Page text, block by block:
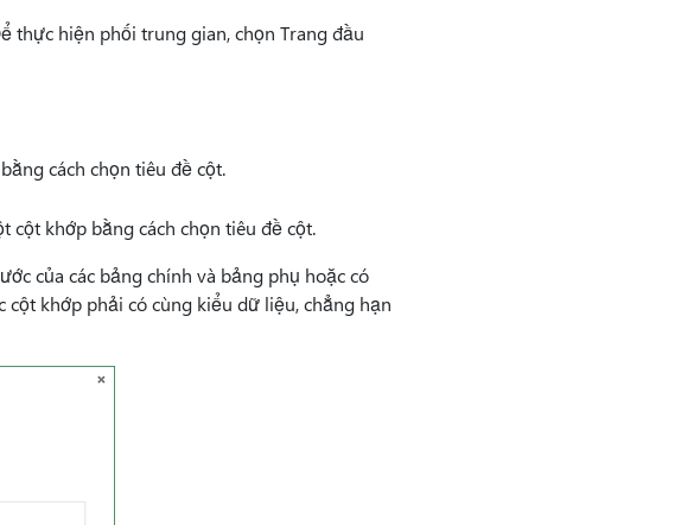
thực hiện phối trung gian, chọn Trang đầu
cách chọn tiêu đề cột.
cột khớp bằng cách chọn tiêu đề cột.
của các bảng chính và bảng phụ hoặc có
khớp phải có cùng kiểu dữ liệu, chẳng hạn